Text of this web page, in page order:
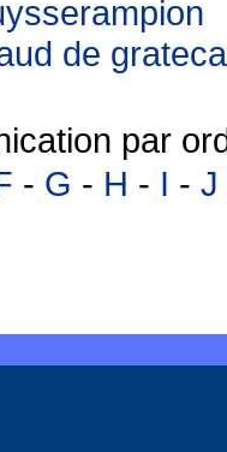
de
par
- G - H - I - J